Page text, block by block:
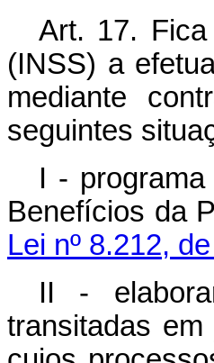
Art. 17.
(INSS) a
mediante
seguintes
I -
Benefícios da
Lei nº 8.212,
II -
transitadas